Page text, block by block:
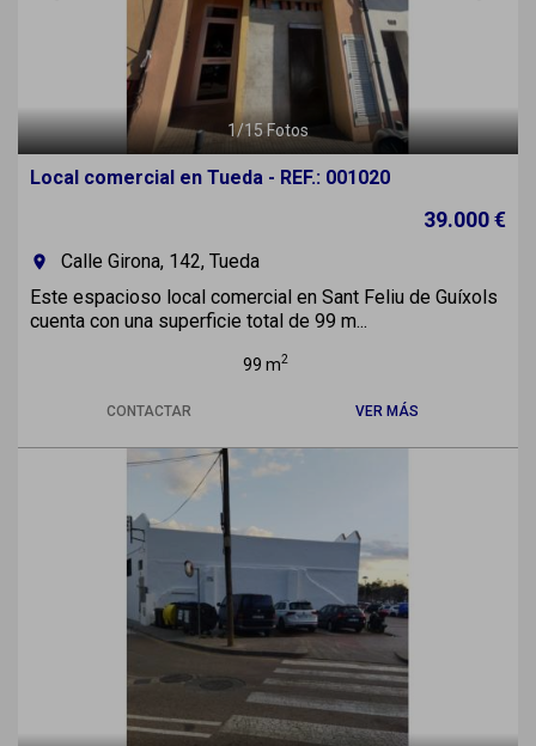
1/15Fotos
Local comercial en Tueda - REF.: 001020
39.000 €
room
Calle Girona, 142, Tueda
Este espacioso local comercial en Sant Feliu de Guíxols
cuenta con una superficie total de 99 m...
99 m2
CONTACTAR VER MÁS